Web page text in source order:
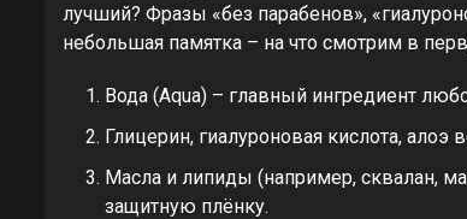
лучший? Фразы «без парабенов»,
небольшая памятка – на что смотрим в
Вода (Aqua) – главный ингредиент
Глицерин, гиалуроновая кислота,
Масла и липиды (например, сквалан,
защитную плёнку.